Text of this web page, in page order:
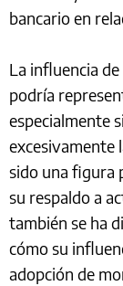
bancario en
La influencia
podría
especialmente
excesivamente
sido una figura
su respaldo a
también se ha
cómo su
adopción de